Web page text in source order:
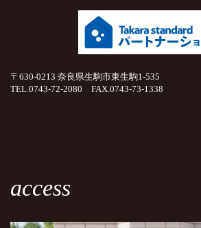
〒630-0213 奈良県生駒市東生駒1-535
TEL.0743-72-2080 FAX.0743-73-1338
access